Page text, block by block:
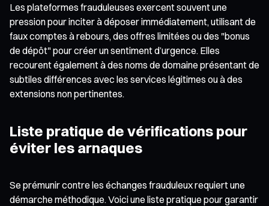
Les plateformes frauduleuses exercent souvent une
pression pour inciter à déposer immédiatement, utilisant de
faux comptes à rebours, des offres limitées ou des "bonus
de dépôt" pour créer un sentiment d’urgence. Elles
recourent également à des noms de domaine présentant de
subtiles différences avec les services légitimes ou à des
extensions non pertinentes.
Liste pratique de vérifications pour
éviter les arnaques
Se prémunir contre les échanges frauduleux requiert une
démarche méthodique. Voici une liste pratique pour garantir